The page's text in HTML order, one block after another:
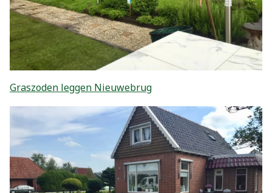
Graszoden leggen Nieuwebrug